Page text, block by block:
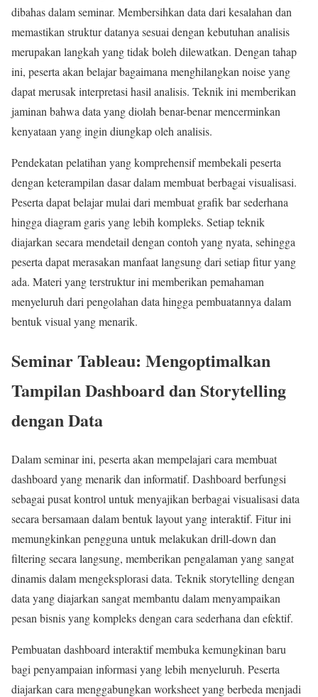
dibahas dalam seminar. Membersihkan data dari kesalahan dan
memastikan struktur datanya sesuai dengan kebutuhan analisis
merupakan langkah yang tidak boleh dilewatkan. Dengan tahap
ini, peserta akan belajar bagaimana menghilangkan noise yang
dapat merusak interpretasi hasil analisis. Teknik ini memberikan
jaminan bahwa data yang diolah benar-benar mencerminkan
kenyataan yang ingin diungkap oleh analisis.
Pendekatan pelatihan yang komprehensif membekali peserta
dengan keterampilan dasar dalam membuat berbagai visualisasi.
Peserta dapat belajar mulai dari membuat grafik bar sederhana
hingga diagram garis yang lebih kompleks. Setiap teknik
diajarkan secara mendetail dengan contoh yang nyata, sehingga
peserta dapat merasakan manfaat langsung dari setiap fitur yang
ada. Materi yang terstruktur ini memberikan pemahaman
menyeluruh dari pengolahan data hingga pembuatannya dalam
bentuk visual yang menarik.
Seminar Tableau: Mengoptimalkan
Tampilan Dashboard dan Storytelling
dengan Data
Dalam seminar ini, peserta akan mempelajari cara membuat
dashboard yang menarik dan informatif. Dashboard berfungsi
sebagai pusat kontrol untuk menyajikan berbagai visualisasi data
secara bersamaan dalam bentuk layout yang interaktif. Fitur ini
memungkinkan pengguna untuk melakukan drill-down dan
filtering secara langsung, memberikan pengalaman yang sangat
dinamis dalam mengeksplorasi data. Teknik storytelling dengan
data yang diajarkan sangat membantu dalam menyampaikan
pesan bisnis yang kompleks dengan cara sederhana dan efektif.
Pembuatan dashboard interaktif membuka kemungkinan baru
bagi penyampaian informasi yang lebih menyeluruh. Peserta
diajarkan cara menggabungkan worksheet yang berbeda menjadi